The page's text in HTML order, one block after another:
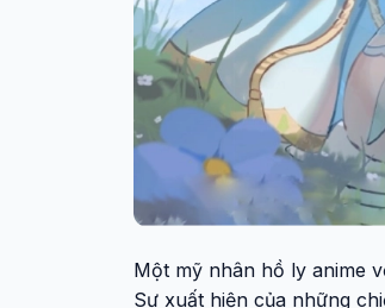
Một mỹ nhân hồ ly anime
Sự xuất hiện của những